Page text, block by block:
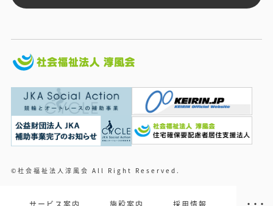
©社会福祉法人淳風会 All Right Reserved.
サービス案内 施設案内 採用情報